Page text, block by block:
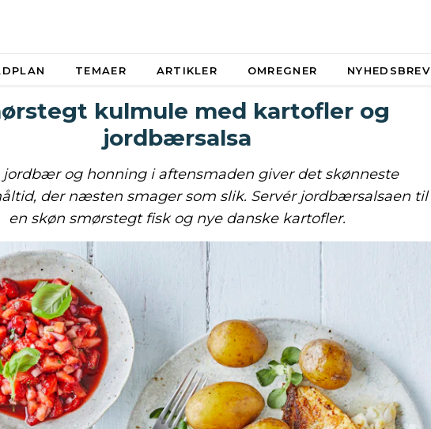
TEMAER ARTIKLER OMREGNER NYHEDSBREV
kulmule med kartofler og
jordbærsalsa
jordbær og honning i aftensmaden giver det skønneste
der næsten smager som slik. Servér jordbærsalsaen til
en skøn smørstegt fisk og nye danske kartofler.